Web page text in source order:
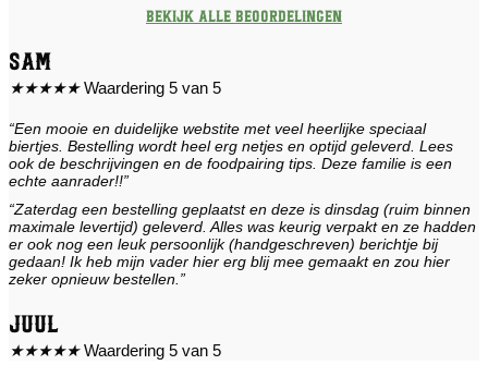
Bekijk alle beoordelingen
Sam
★★★★★ Waardering 5 van 5
“Een mooie en duidelijke webstite met veel heerlijke speciaal
biertjes. Bestelling wordt heel erg netjes en optijd geleverd. Lees
ook de beschrijvingen en de foodpairing tips. Deze familie is een
echte aanrader!!”
“Zaterdag een bestelling geplaatst en deze is dinsdag (ruim binnen
maximale levertijd) geleverd. Alles was keurig verpakt en ze hadden
er ook nog een leuk persoonlijk (handgeschreven) berichtje bij
gedaan! Ik heb mijn vader hier erg blij mee gemaakt en zou hier
zeker opnieuw bestellen.”
Juul
★★★★★ Waardering 5 van 5